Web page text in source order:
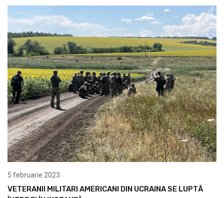
5 februarie 2023
VETERANII MILITARI AMERICANI DIN UCRAINA SE LUPTĂ